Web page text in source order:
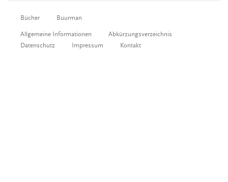
Bücher Buurman
Allgemeine Informationen
Abkürzungsverzeichnis
Datenschutz
Impressum Kontakt